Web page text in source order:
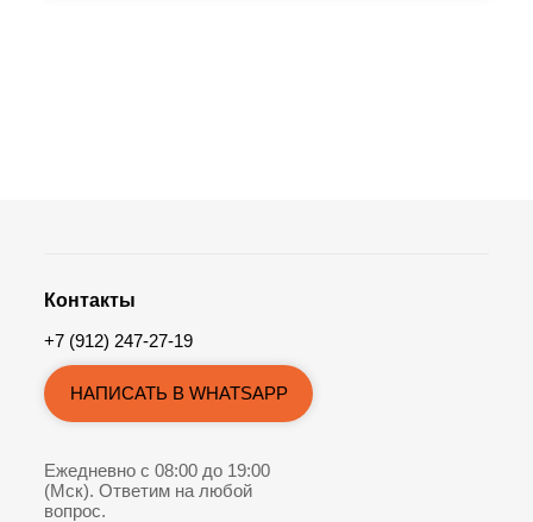
Контакты
+7 (912) 247-27-19
НАПИСАТЬ В WHATSAPP
Ежедневно с 08:00 до 19:00
(Мск). Ответим на любой
вопрос.